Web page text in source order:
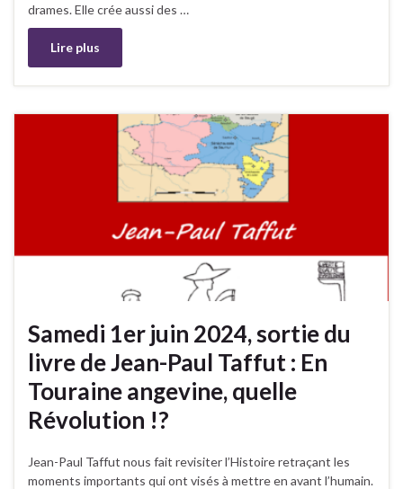
drames. Elle crée aussi des …
Lire plus
Samedi 1er juin 2024, sortie du
livre de Jean-Paul Taffut : En
Touraine angevine, quelle
Révolution !?
Jean-Paul Taffut nous fait revisiter l’Histoire retraçant les
moments importants qui ont visés à mettre en avant l’humain.